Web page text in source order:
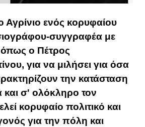
Αγρίνιο ενός κορυφαίου
συγγραφέα με
όπως ο Πέτρος
για να μιλήσει για όσα
την κατάσταση
σ' ολόκληρο τον
κορυφαίο πολιτικό και
για την πόλη και